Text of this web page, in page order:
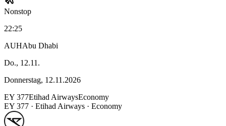
Nonstop
22:25
AUHAbu Dhabi
Do., 12.11.
Donnerstag, 12.11.2026
EY 377Etihad AirwaysEconomy
EY 377 · Etihad Airways · Economy